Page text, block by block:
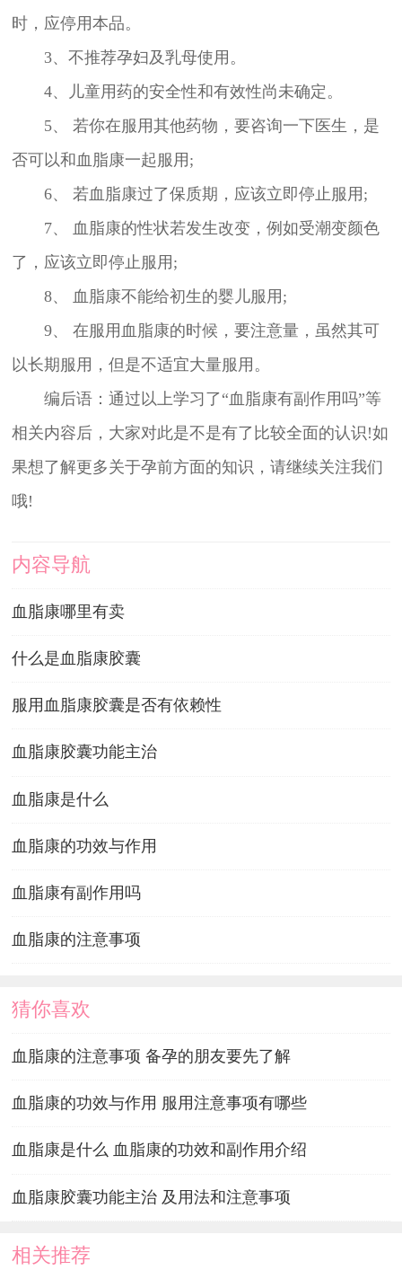
时，应停用本品。
3、不推荐孕妇及乳母使用。
4、儿童用药的安全性和有效性尚未确定。
5、 若你在服用其他药物，要咨询一下医生，是
否可以和血脂康一起服用;
6、 若血脂康过了保质期，应该立即停止服用;
7、 血脂康的性状若发生改变，例如受潮变颜色
了，应该立即停止服用;
8、 血脂康不能给初生的婴儿服用;
9、 在服用血脂康的时候，要注意量，虽然其可
以长期服用，但是不适宜大量服用。
编后语：通过以上学习了“血脂康有副作用吗”等
相关内容后，大家对此是不是有了比较全面的认识!如
果想了解更多关于孕前方面的知识，请继续关注我们
哦!
内容导航
血脂康哪里有卖
什么是血脂康胶囊
服用血脂康胶囊是否有依赖性
血脂康胶囊功能主治
血脂康是什么
血脂康的功效与作用
血脂康有副作用吗
血脂康的注意事项
猜你喜欢
血脂康的注意事项 备孕的朋友要先了解
血脂康的功效与作用 服用注意事项有哪些
血脂康是什么 血脂康的功效和副作用介绍
血脂康胶囊功能主治 及用法和注意事项
相关推荐